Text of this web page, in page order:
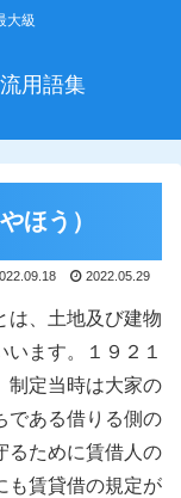
大級
用語集
ほう）
2022.05.29
は、土地及び建物
ます。１９２１
制定当時は大家の
である借りる側の
るために賃借人の
も賃貸借の規定が